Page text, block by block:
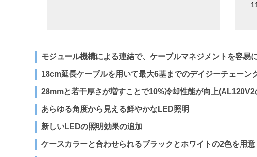
モジュール機構による連結で、ケーブルマネジメントを容易
18cm延長ケーブルを用いて最大6基までのデイジーチェーン
28mmと若干厚さが増すことで10%冷却性能が向上(AL120V2
あらゆる角度から見える鮮やかなLED照明
新しいLEDの照明効果の追加
ケースカラーと合わせられるブラックとホワイトの2色を用意